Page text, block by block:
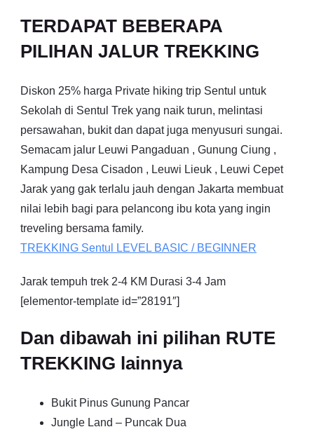
TERDAPAT BEBERAPA
PILIHAN JALUR TREKKING
Diskon 25% harga Private hiking trip Sentul untuk
Sekolah di Sentul Trek yang naik turun, melintasi
persawahan, bukit dan dapat juga menyusuri sungai.
Semacam jalur Leuwi Pangaduan , Gunung Ciung ,
Kampung Desa Cisadon , Leuwi Lieuk , Leuwi Cepet
Jarak yang gak terlalu jauh dengan Jakarta membuat
nilai lebih bagi para pelancong ibu kota yang ingin
treveling bersama family.
TREKKING Sentul LEVEL BASIC / BEGINNER
Jarak tempuh trek 2-4 KM Durasi 3-4 Jam
[elementor-template id=”28191″]
Dan dibawah ini pilihan RUTE
TREKKING lainnya
Bukit Pinus Gunung Pancar
Jungle Land – Puncak Dua